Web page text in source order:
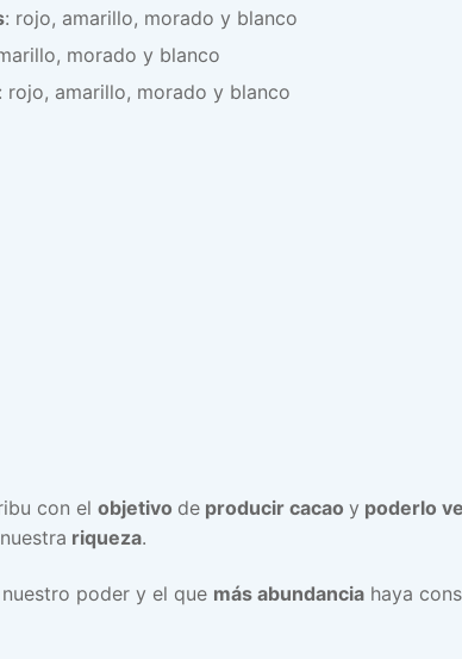
: rojo, amarillo, morado y blanco
morado y blanco
: rojo, amarillo, morado y blanco
con el objetivo de producir cacao y poderlo
nuestra riqueza.
nuestro poder y el que más abundancia haya